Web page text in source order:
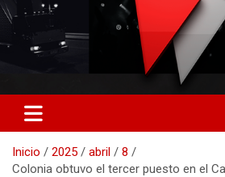
RO CONTENIDOS
Inicio 2025 abril
8
Colonia obtuvo el tercer puesto en el